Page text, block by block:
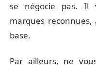
se négocie pas. Il
marques
base.
Par ailleurs, ne